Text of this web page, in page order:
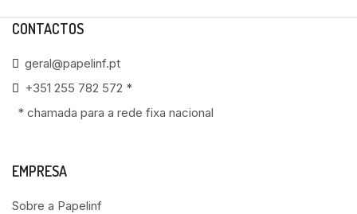
CONTACTOS
geral@papelinf.pt
+351 255 782 572 *
* chamada para a rede fixa nacional
EMPRESA
Sobre a Papelinf